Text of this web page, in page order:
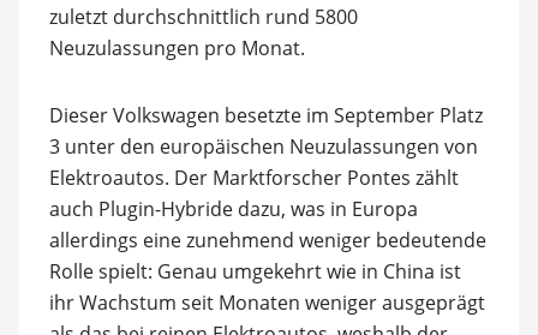
zuletzt durchschnittlich rund 5800
Neuzulassungen pro Monat.
Dieser Volkswagen besetzte im September Platz
3 unter den europäischen Neuzulassungen von
Elektroautos. Der Marktforscher Pontes zählt
auch Plugin-Hybride dazu, was in Europa
allerdings eine zunehmend weniger bedeutende
Rolle spielt: Genau umgekehrt wie in China ist
ihr Wachstum seit Monaten weniger ausgeprägt